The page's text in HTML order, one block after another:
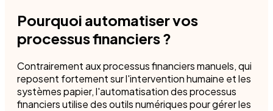
Pourquoi automatiser vos
processus financiers ?
Contrairement aux processus financiers manuels, qui
reposent fortement sur l'intervention humaine et les
systèmes papier, l'automatisation des processus
financiers utilise des outils numériques pour gérer les